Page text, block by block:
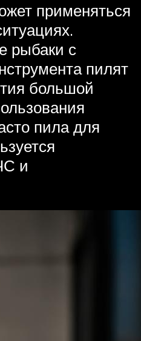
применяться
рыбаки с
пилят
большой
пила для
и